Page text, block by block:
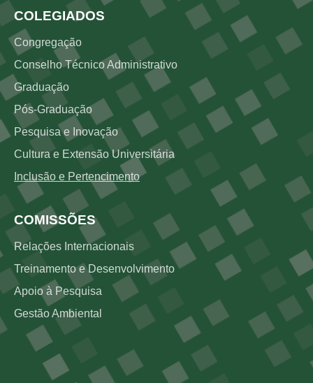
Rodapé 3
COLEGIADOS
Congregação
Conselho Técnico Administrativo
Graduação
Pós-Graduação
Pesquisa e Inovação
Cultura e Extensão Universitária
Inclusão e Pertencimento
COMISSÕES
Relações Internacionais
Treinamento e Desenvolvimento
Apoio à Pesquisa
Gestão Ambiental